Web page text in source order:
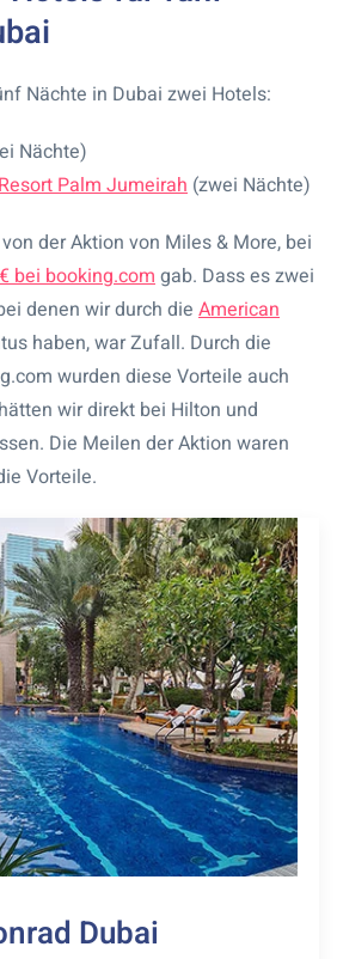
Nächte in Dubai zwei Hotels:
Nächte)
Palm Jumeirah (zwei Nächte)
der Aktion von Miles & More, bei
bei booking.comgab. Dass es zwei
denen wir durch die American
haben, war Zufall. Durch die
wurden diese Vorteile auch
wir direkt bei Hilton und
Die Meilen der Aktion waren
Vorteile.
Dubai